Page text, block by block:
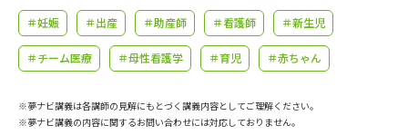
学問のミニ講義「夢ナビ講義」 学問分野解説
学問の教科書 夢ナビライブ
＃妊娠 ＃出産 ＃助産師 ＃看護師 ＃新生児
＃チーム医療 ＃母性看護学 ＃育児 ＃赤ちゃん
※夢ナビ講義は各講師の見解にもとづく講義内容としてご理解ください。
※夢ナビ講義の内容に関するお問い合わせには対応しておりません。